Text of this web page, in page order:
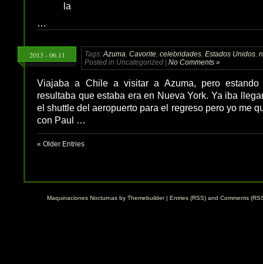
la
…
2013 - 06.11 Tags: Azuma Cavorite celebridades Estados Unidos
Posted in Uncategorized | No Comments »
Viajaba a Chile a visitar a Azuma, pero estando
resultaba que estaba era en Nueva York. Ya iba
el shuttle del aeropuerto para el regreso pero yo me
con Paul …
« Older Entries
Maquinaciones Nocturnas by Themebuilder| Entries (RSS) and Comments